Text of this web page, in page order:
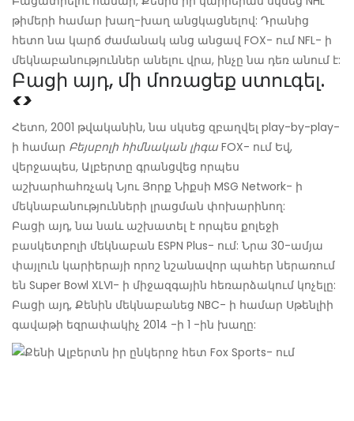
թիմերի համար խաղ-խաղ անցկացնելով: Դրանից
հետո նա կարճ ժամանակ անց անցավ FOX- ում NFL- ի
մեկնաբանություններ անելու վրա, ինչը նա դեռ անում է:
Բացի այդ, մի մոռացեք ստուգել.
<>
Հետո, 2001 թվականին, նա սկսեց զբաղվել play-by-play-
ի համար Բեյսբոլի հիմնական լիգա FOX- ում Եվ,
վերջապես, Ալբերտը գրանցվեց որպես
աշխարհահռչակ Նյու Յորք Նիքսի MSG Network- ի
մեկնաբանությունների լրացման փոխարինող:
Բացի այդ, նա նաև աշխատել է որպես քոլեջի
բասկետբոլի մեկնաբան ESPN Plus- ում: Նրա 30-ամյա
փայլուն կարիերայի որոշ նշանավոր պահեր ներառում
են Super Bowl XLVI- ի միջազգային հեռարձակում կոչելը:
Բացի այդ, Քենին մեկնաբանեց NBC- ի համար Սթենլիի
գավաթի եզրափակիչ 2014 -ի 1 -ին խաղը: